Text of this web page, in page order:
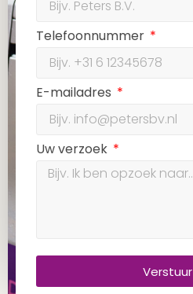
Telefoonnummer
E-mailadres
Uw verzoek